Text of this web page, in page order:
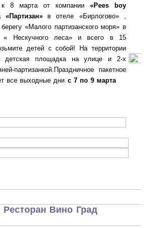
к 8 марта от компании «Pees boy
«Партизан» в отеле «Бирлогово» ,
«Малого партизанского моря» в
« Нескучного леса» и всего в 15
детей с собой! На территории
детская площадка на улице и 2-х
партизанкой.Праздничное пакетное
все выходные дни с 7 по 9 марта
Ресторан Вино Град